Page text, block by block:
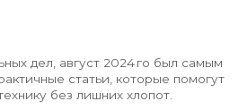
дел, август 2024 го был самым
статьи, которые помогут
без лишних хлопот.